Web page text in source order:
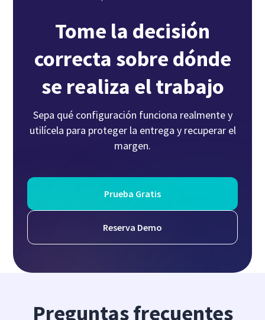
Tome la decisión
correcta sobre dónde
se realiza el trabajo
Sepa qué configuración funciona realmente y
utilícela para proteger la entrega y recuperar el
margen.
Prueba Gratis
Reserva Demo
Preguntas frecuentes